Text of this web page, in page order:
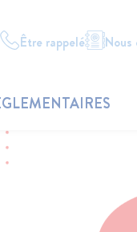
Être rappelé Nous